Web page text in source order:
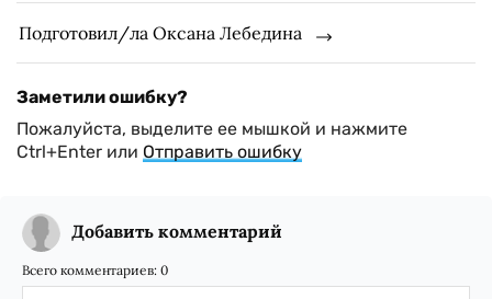
Подготовил/ла Оксана Лебедина
Заметили ошибку?
Пожалуйста, выделите ее мышкой и нажмите
Ctrl+Enter или Отправить ошибку
Добавить комментарий
Всего комментариев: 0